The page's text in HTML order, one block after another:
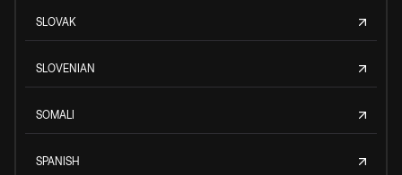
SLOVAK
SLOVENIAN
SOMALI
SPANISH